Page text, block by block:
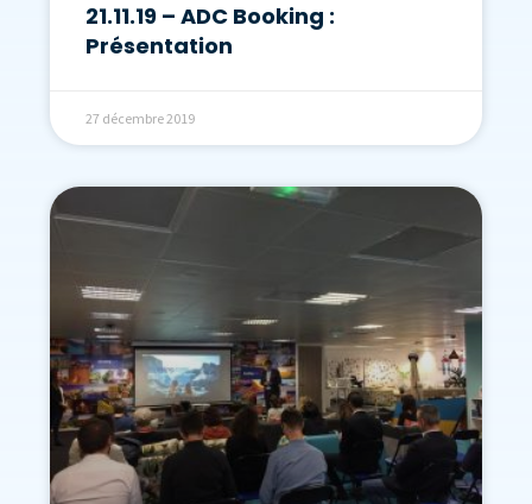
21.11.19 – ADC Booking :
Présentation
27 décembre 2019